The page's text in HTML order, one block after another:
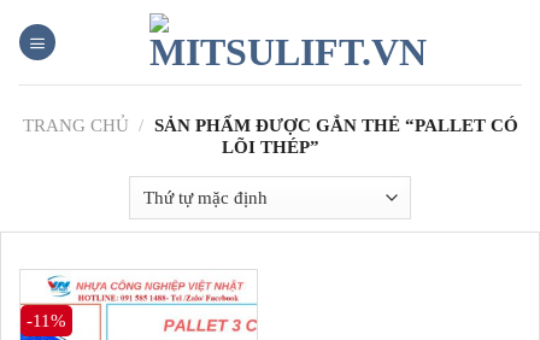
TRANG CHỦ / SẢN PHẨM ĐƯỢC GẮN THẺ “PALLET CÓ
LÕI THÉP”
-11%